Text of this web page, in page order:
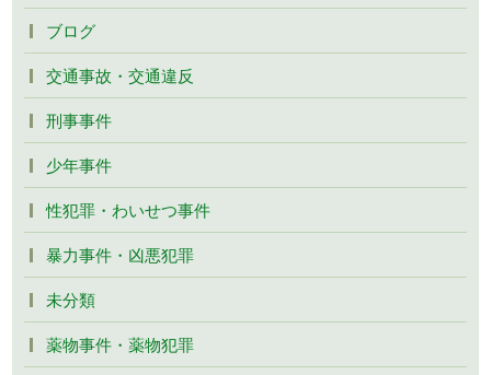
ブログ
交通事故・交通違反
刑事事件
少年事件
性犯罪・わいせつ事件
暴力事件・凶悪犯罪
未分類
薬物事件・薬物犯罪